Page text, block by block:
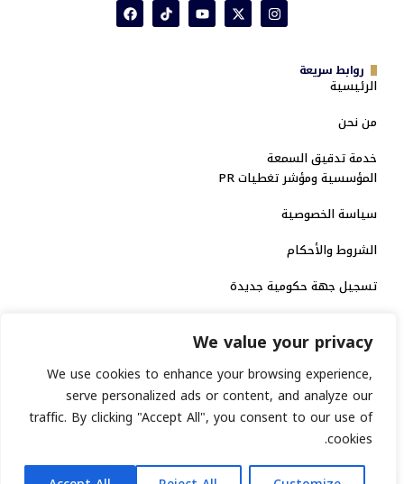
We value your privacy
We use cookies to enhance your browsing experience,
serve personalized ads or content, and analyze our
traffic. By clicking "Accept All", you consent to our use of
cookies.
روابط سريعة
الرئيسية
من نحن
خدمة تدقيق السمعة
المؤسسية ومؤشر تغطيات PR
سياسة الخصوصية
الشروط والأحكام
تسجيل جهة حكومية جديدة
منصة إخبارية مرخصة
رقم الترخيص الاتحادي : 8793134
جميع حقوق التوثيق الرقمي محفوظة لمنصة السابعة © 2026. AR
انشر خبرك